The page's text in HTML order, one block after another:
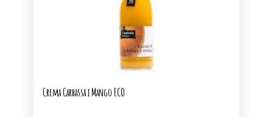
Crema Carbassa i Mango ECO